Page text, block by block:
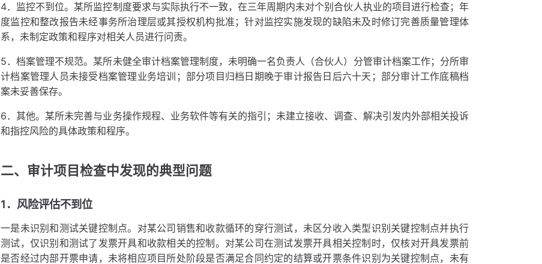
4．监控不到位。某所监控制度要求与实际执行不一致，在三年周期内未对个别合伙人执业的项目进行检查；年
度监控和整改报告未经事务所治理层或其授权机构批准；针对监控实施发现的缺陷未及时修订完善质量管理体
系，未制定政策和程序对相关人员进行问责。
5．档案管理不规范。某所未健全审计档案管理制度，未明确一名负责人（合伙人）分管审计档案工作；分所审
计档案管理人员未接受档案管理业务培训；部分项目归档日期晚于审计报告日后六十天；部分审计工作底稿档
案未妥善保存。
6．其他。某所未完善与业务操作规程、业务软件等有关的指引；未建立接收、调查、解决引发内外部相关投诉
和指控风险的具体政策和程序。
二、审计项目检查中发现的典型问题
1．风险评估不到位
一是未识别和测试关键控制点。对某公司销售和收款循环的穿行测试，未区分收入类型识别关键控制点并执行
测试，仅识别和测试了发票开具和收款相关的控制。对某公司在测试发票开具相关控制时，仅核对开具发票前
是否经过内部开票申请，未将相应项目所处阶段是否满足合同约定的结算或开票条件识别为关键控制点，未有